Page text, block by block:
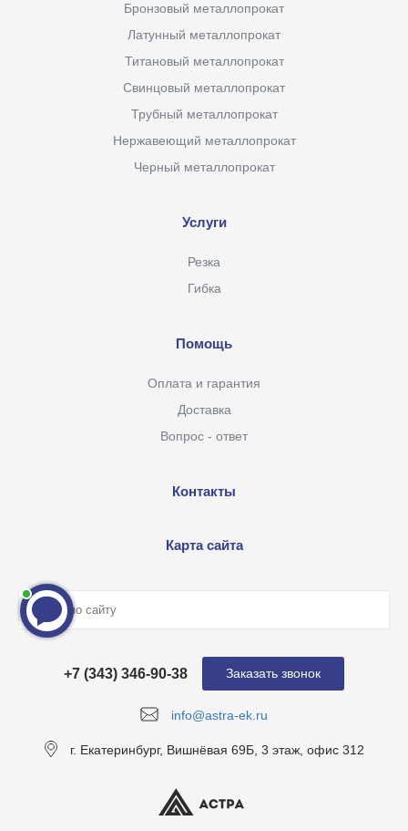
Бронзовый металлопрокат
Латунный металлопрокат
Титановый металлопрокат
Свинцовый металлопрокат
Трубный металлопрокат
Нержавеющий металлопрокат
Черный металлопрокат
Услуги
Резка
Гибка
Помощь
Оплата и гарантия
Доставка
Вопрос - ответ
Контакты
Карта сайта
info@astra-ek.ru
+7 (343) 346-90-38
г. Екатеринбург, Вишнёвая 69Б, 3 этаж, офис 312
Заказать звонок